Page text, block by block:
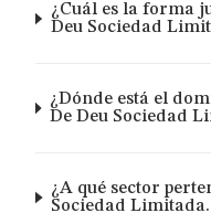
¿Cuál es la forma
Deu Sociedad
¿Dónde está el
De Deu Sociedad
¿A qué sector
Sociedad